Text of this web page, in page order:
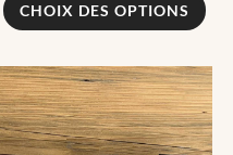
CHOIX DES OPTIONS